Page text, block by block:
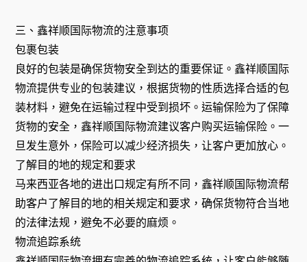
三、鑫祥顺国际物流的注意事项
包裹包装
良好的包装是确保货物安全到达的重要保证。鑫祥顺国际
物流提供专业的包装建议，根据货物的性质选择合适的包
装材料，避免在运输过程中受到损坏。运输保险为了保障
货物的安全，鑫祥顺国际物流建议客户购买运输保险。一
旦发生意外，保险可以减少经济损失，让客户更加放心。
了解目的地的规定和要求
马来西亚各地的进出口规定有所不同，鑫祥顺国际物流帮
助客户了解目的地的相关规定和要求，确保货物符合当地
的法律法规，避免不必要的麻烦。
物流追踪系统